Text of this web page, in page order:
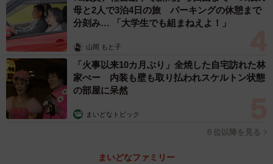
母と2人で3泊4日の旅 パーキングの休憩まで
分刻み… 「大学生でも組まねえよ！」
山岡 もと子
「火事以来10カ月ぶり」全焼した自宅訪れた林
家ぺー 内装も壁も取り払われスケルトン状態
の部屋に呆然
まいどなトピック
６位以降を見る
まいどなファミリー